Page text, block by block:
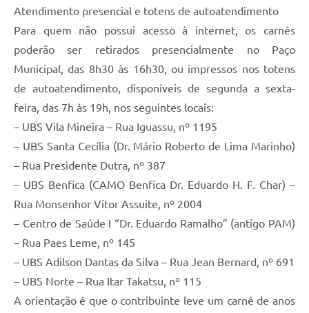
Atendimento presencial e totens de autoatendimento
Para quem não possui acesso à internet, os carnês
poderão ser retirados presencialmente no Paço
Municipal, das 8h30 às 16h30, ou impressos nos totens
de autoatendimento, disponíveis de segunda a sexta-
feira, das 7h às 19h, nos seguintes locais:
– UBS Vila Mineira – Rua Iguassu, nº 1195
– UBS Santa Cecília (Dr. Mário Roberto de Lima Marinho)
– Rua Presidente Dutra, nº 387
– UBS Benfica (CAMO Benfica Dr. Eduardo H. F. Char) –
Rua Monsenhor Vitor Assuite, nº 2004
– Centro de Saúde I “Dr. Eduardo Ramalho” (antigo PAM)
– Rua Paes Leme, nº 145
– UBS Adilson Dantas da Silva – Rua Jean Bernard, nº 691
– UBS Norte – Rua Itar Takatsu, nº 115
A orientação é que o contribuinte leve um carnê de anos